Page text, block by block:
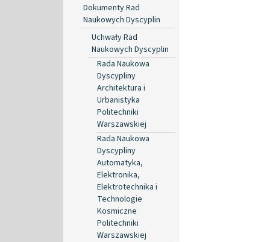
Dokumenty Rad
Naukowych Dyscyplin
Uchwały Rad
Naukowych Dyscyplin
Rada Naukowa
Dyscypliny
Architektura i
Urbanistyka
Politechniki
Warszawskiej
Rada Naukowa
Dyscypliny
Automatyka,
Elektronika,
Elektrotechnika i
Technologie
Kosmiczne
Politechniki
Warszawskiej